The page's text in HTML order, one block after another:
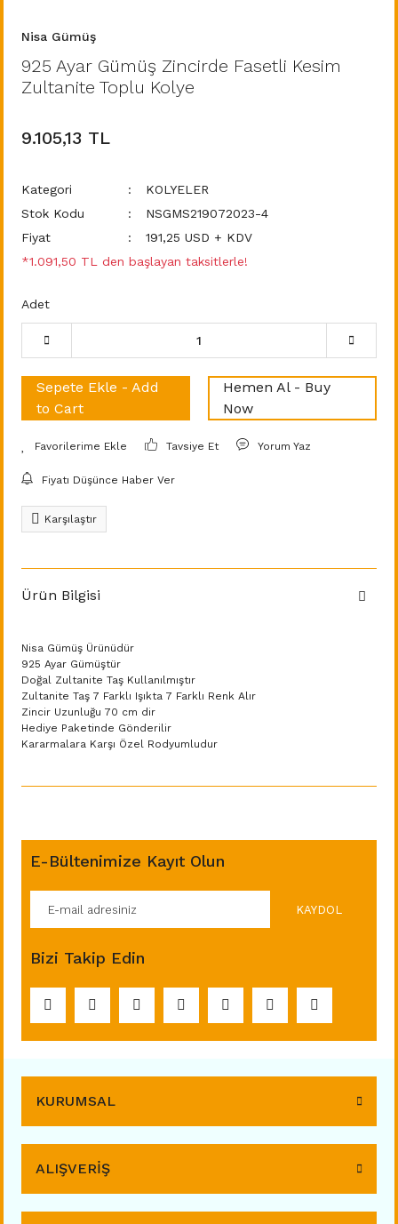
Nisa Gümüş
925 Ayar Gümüş Zincirde Fasetli Kesim
Zultanite Toplu Kolye
9.105,13 TL
Kategori
KOLYELER
Stok Kodu
NSGMS219072023-4
Fiyat
191,25 USD + KDV
*1.091,50 TL den başlayan taksitlerle!
Adet
Sepete Ekle - Add
to Cart
Hemen Al - Buy
Now
Tavsiye Et Yorum Yaz
Fiyatı Düşünce Haber Ver
Karşılaştır
Ürün Bilgisi
Nisa Gümüş Ürünüdür
925 Ayar Gümüştür
Doğal Zultanite Taş Kullanılmıştır
Zultanite Taş 7 Farklı Işıkta 7 Farklı Renk Alır
Zincir Uzunluğu 70 cm dir
Hediye Paketinde Gönderilir
Kararmalara Karşı Özel Rodyumludur
E-Bültenimize Kayıt Olun
KAYDOL
Bizi Takip Edin
KURUMSAL
ALIŞVERİŞ